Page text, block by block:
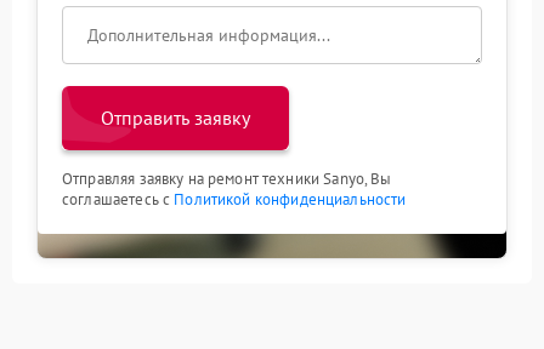
Отправить заявку
Отправляя заявку на ремонт техники Sanyo, Вы
соглашаетесь с Политикой конфиденциальности